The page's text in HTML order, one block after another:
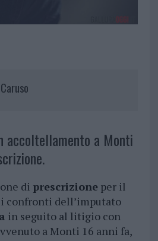
accoltellamento a Monti
di prescrizioneper il
confronti dell’imputato
in seguito al litigio con
a Monti 16 anni fa,